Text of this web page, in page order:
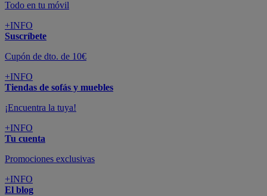
Todo en tu móvil
+INFO
Suscríbete
Cupón de dto. de 10€
+INFO
Tiendas de sofás y muebles
¡Encuentra la tuya!
+INFO
Tu cuenta
Promociones exclusivas
+INFO
El blog